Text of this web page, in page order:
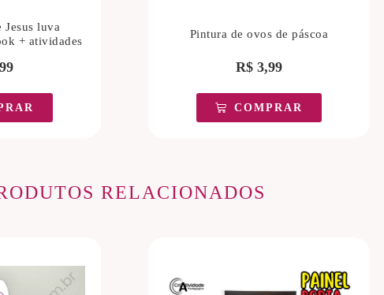
Jesus luva
+ atividades
Pintura de ovos de páscoa
R$ 3,99
COMPRAR
RELACIONADOS